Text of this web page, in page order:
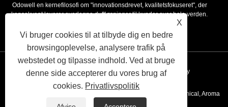
Odowell en kernefilosofi om "innovationsdrevet, kvalitetsfokuseret", der
konsekvent leverer overlegne duftløsninger til kunder over hele verden.
Links Sitemap RSS XML Privacy Policy
Copyright © 2020 Kunshan Odowell co., Ltd - China Aroma Chemical, Aroma
X
Vi bruger cookies til at tilbyde dig en bedre
browsingoplevelse, analysere trafik på
webstedet og tilpasse indhold. Ved at bruge
denne side accepterer du vores brug af
cookies. Privatlivspolitik